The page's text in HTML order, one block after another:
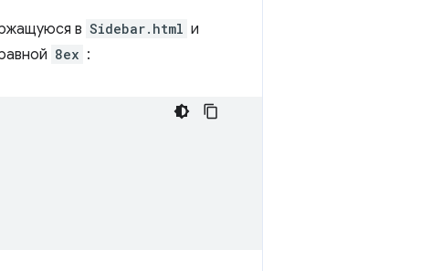
в Sidebar.html и
8ex :